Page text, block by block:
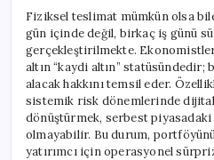
Fiziksel teslimat mümkün olsa
gün içinde değil, birkaç iş günü
gerçekleştirilmekte.
altın “kaydi altın”
alacak hakkını temsil eder.
sistemik risk dönemlerinde dijital
dönüştürmek, serbest piyasadaki
olmayabilir. Bu durum,
yatırımcı için operasyonel